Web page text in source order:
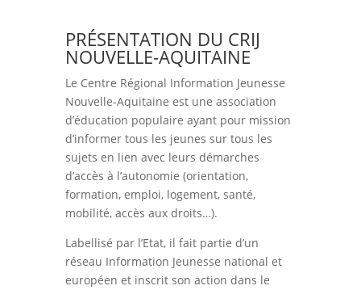
PRÉSENTATION DU CRIJ
NOUVELLE-AQUITAINE
Le Centre Régional Information Jeunesse
Nouvelle-Aquitaine est une association
d’éducation populaire ayant pour mission
d’informer tous les jeunes sur tous les
sujets en lien avec leurs démarches
d’accès à l’autonomie (orientation,
formation, emploi, logement, santé,
mobilité, accès aux droits…).
Labellisé par l’Etat, il fait partie d’un
réseau Information Jeunesse national et
européen et inscrit son action dans le